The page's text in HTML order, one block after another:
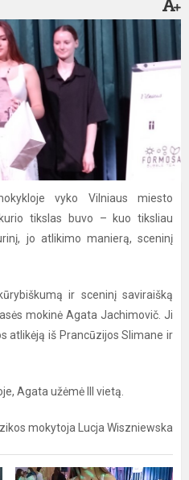
vyko Vilniaus miesto
tikslas buvo – kuo tiksliau
jo atlikimo manierą, sceninį
ir sceninį saviraišką
mokinė Agata Jachimovič. Ji
atlikėją iš Prancūzijos Slimane ir
Agata užėmė III vietą.
mokytoja Lucja Wiszniewska